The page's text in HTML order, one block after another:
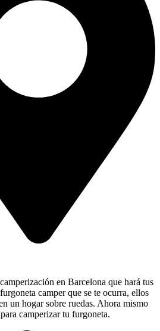
en Barcelona que hará tus
camper que se te ocurra, ellos
un hogar sobre ruedas. Ahora mismo
camperizar tu furgoneta.